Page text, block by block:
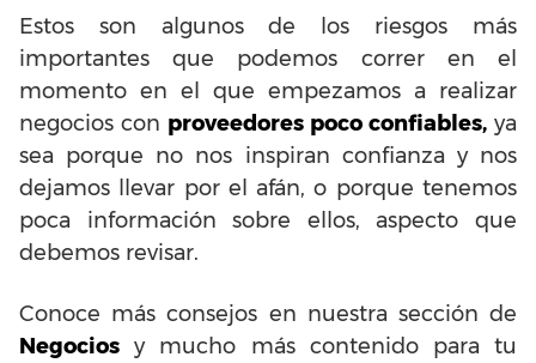
Estos son algunos de los riesgos más
importantes que podemos correr en el
momento en el que empezamos a realizar
negocios con proveedores poco confiables, ya
sea porque no nos inspiran confianza y nos
dejamos llevar por el afán, o porque tenemos
poca información sobre ellos, aspecto que
debemos revisar.
Conoce más consejos en nuestra sección de
Negocios y mucho más contenido para tu